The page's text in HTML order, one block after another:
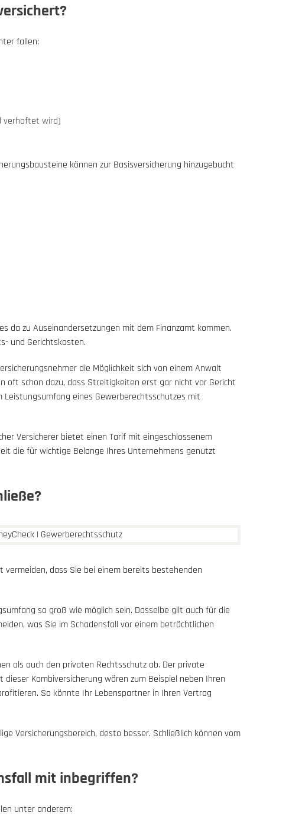
fallen:
verhaftet wird)
können zur Basisversicherung hinzugebucht
da zu Auseinandersetzungen mit dem Finanzamt kommen.
und Gerichtskosten.
die Möglichkeit sich von einem Anwalt
oft schon dazu, dass Streitigkeiten erst gar nicht vor Gericht
eines Gewerberechtsschutzes mit
Versicherer bietet einen Tarif mit eingeschlossenem
die für wichtige Belange Ihres Unternehmens genutzt
vermeiden, dass Sie bei einem bereits bestehenden
so groß wie möglich sein. Dasselbe gilt auch für die
was Sie im Schadensfall vor einem beträchtlichen
als auch den privaten Rechtsschutz ab. Der private
Kombiversicherung wären zum Beispiel neben Ihren
So könnte Ihr Lebenspartner in Ihren Vertrag
Versicherungsbereich, desto besser. Schließlich können vom
mit inbegriffen?
unter anderem: